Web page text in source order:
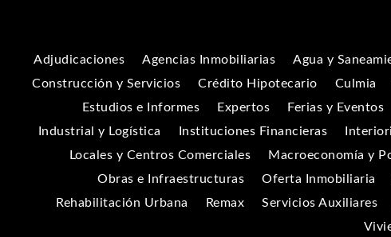
Adjudicaciones Agencias Inmobiliarias Agua y
Construcción y Servicios
Crédito Hipotecario Culmia
Estudios e Informes
Expertos Ferias y Eventos
Industrial y Logística
Instituciones Financieras
Locales y Centros Comerciales
Macroeconomía y
Obras e Infraestructuras
Oferta Inmobiliaria
Rehabilitación Urbana
Remax Servicios Auxiliares